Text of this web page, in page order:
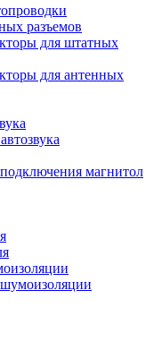
разъемов
для штатных
для антенных
магнитол